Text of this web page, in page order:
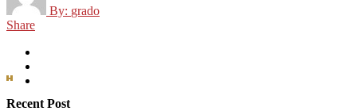
By: grado
Share
Recent Post